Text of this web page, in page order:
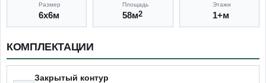
Размер
6х6м
Площадь
58м2
Этажи
1+м
КОМПЛЕКТАЦИИ
Закрытый контур